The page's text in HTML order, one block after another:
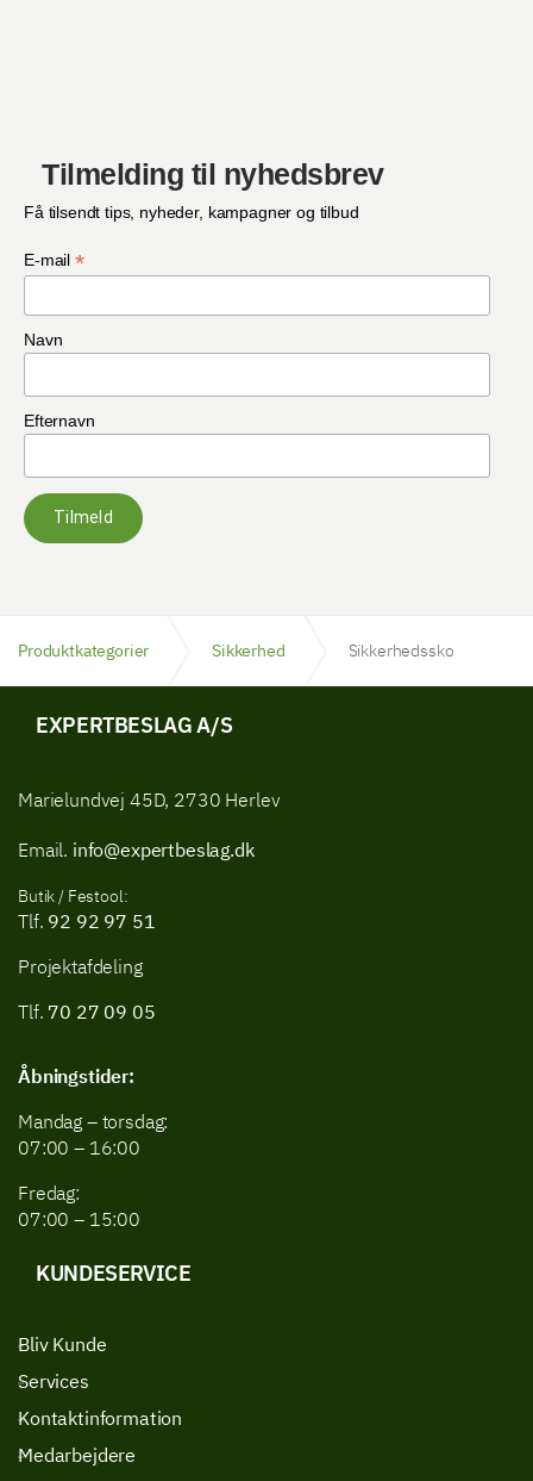
Tilmelding til nyhedsbrev
Få tilsendt tips, nyheder, kampagner og tilbud
E-mail *
Navn
Efternavn
Tilmeld
Produktkategorier Sikkerhed Sikkerhedssko
EXPERTBESLAG A/S
Marielundvej 45D, 2730 Herlev
Email. info@expertbeslag.dk
Butik / Festool:
Tlf. 92 92 97 51
Projektafdeling
Tlf. 70 27 09 05
Åbningstider:
Mandag – torsdag:
07:00 – 16:00
Fredag:
07:00 – 15:00
KUNDESERVICE
Bliv Kunde
Services
Kontaktinformation
Medarbejdere